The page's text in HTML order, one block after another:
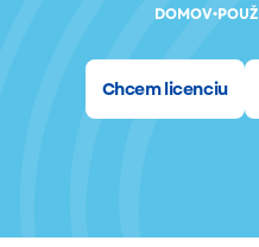
DOMOV•
Chcem licenciu